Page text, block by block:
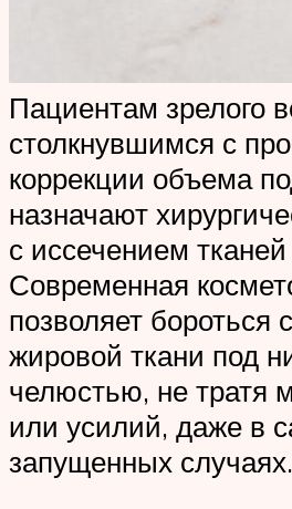
Пациентам зрелого
столкнувшимся с
коррекции объема
назначают
с иссечением
Современная
позволяет бороться
жировой ткани под
челюстью, не тратя
или усилий, даже в
запущенных случаях.